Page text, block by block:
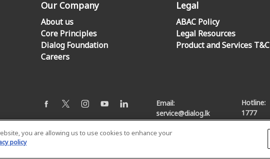
Our Company
About us
Core Principles
Dialog Foundation
Careers
Legal
ABAC Policy
Legal Resources
Product and Services T&C
Email:
service@dialog.lk
Hotline:
1777
© Dialog Axiata PLC. All Rights Reserved
you are allowing us to use cookies to enhance your
policy